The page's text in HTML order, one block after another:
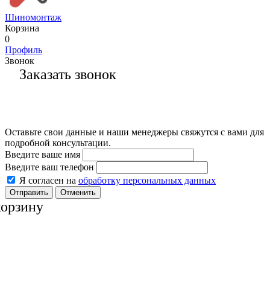
Шиномонтаж
Корзина
0
Профиль
Звонок
Заказать звонок
Оставьте свои данные и наши менеджеры свяжутся с вами для
подробной консультации.
Введите ваше имя
Введите ваш телефон
Я согласен на обработку персональных данных
Отменить